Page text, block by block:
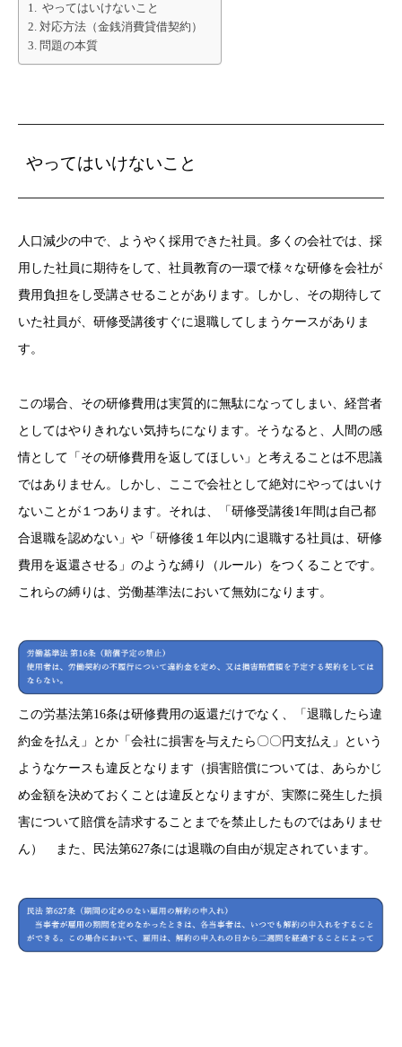
やってはいけないこと
対応方法（金銭消費貸借契約）
問題の本質
やってはいけないこと
人口減少の中で、ようやく採用できた社員。多くの会社では、採
用した社員に期待をして、社員教育の一環で様々な研修を会社が
費用負担をし受講させることがあります。しかし、その期待して
いた社員が、研修受講後すぐに退職してしまうケースがありま
す。
この場合、その研修費用は実質的に無駄になってしまい、経営者
としてはやりきれない気持ちになります。そうなると、人間の感
情として「その研修費用を返してほしい」と考えることは不思議
ではありません。しかし、ここで会社として絶対にやってはいけ
ないことが１つあります。それは、「研修受講後1年間は自己都
合退職を認めない」や「研修後１年以内に退職する社員は、研修
費用を返還させる」のような縛り（ルール）をつくることです。
これらの縛りは、労働基準法において無効になります。
この労基法第16条は研修費用の返還だけでなく、「退職したら違
約金を払え」とか「会社に損害を与えたら〇〇円支払え」という
ようなケースも違反となります（損害賠償については、あらかじ
め金額を決めておくことは違反となりますが、実際に発生した損
害について賠償を請求することまでを禁止したものではありませ
ん）
また、民法第627条には退職の自由が規定されています。